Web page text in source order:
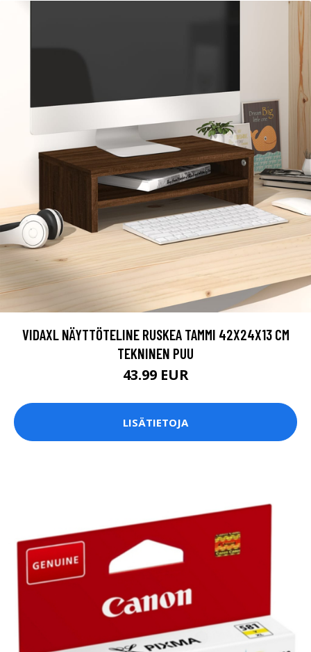
VIDAXL NÄYTTÖTELINE RUSKEA TAMMI 42X24X13 CM
TEKNINEN PUU
43.99 EUR
LISÄTIETOJA